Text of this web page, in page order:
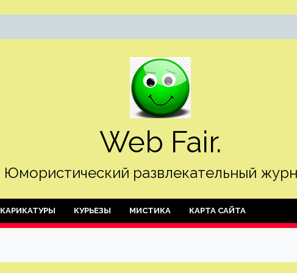
Web Fair.
Юмористический развлекательный
КАРИКАТУРЫ КУРЬЕЗЫ МИСТИКА КАРТА САЙТА